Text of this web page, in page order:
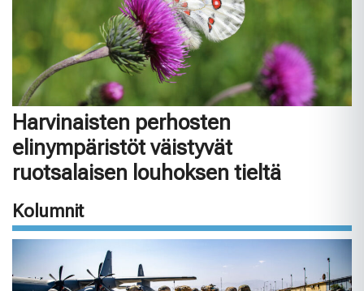
Harvinaisten perhosten
elinympäristöt väistyvät
ruotsalaisen louhoksen tieltä
Kolumnit